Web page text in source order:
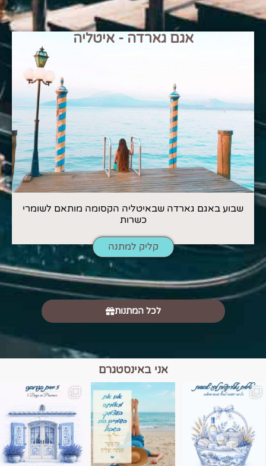
אגם גארדה - איטליה
שבוע באגם גארדה שבאיטליה הקסומה מותאם לשומרי
כשרות
קליק למתנה
לכל המתנות
אני באינסטגרם
הם הגבול 💙🩵